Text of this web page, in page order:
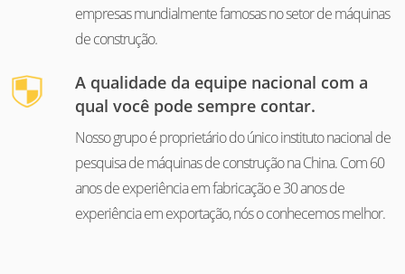
empresas mundialmente famosas no setor de máquinas
de construção.
A qualidade da equipe nacional com a
qual você pode sempre contar.
Nosso grupo é proprietário do único instituto nacional de
pesquisa de máquinas de construção na China. Com 60
anos de experiência em fabricação e 30 anos de
experiência em exportação, nós o conhecemos melhor.